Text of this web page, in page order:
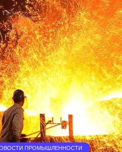
ПРОМЫШЛЕННОСТИ